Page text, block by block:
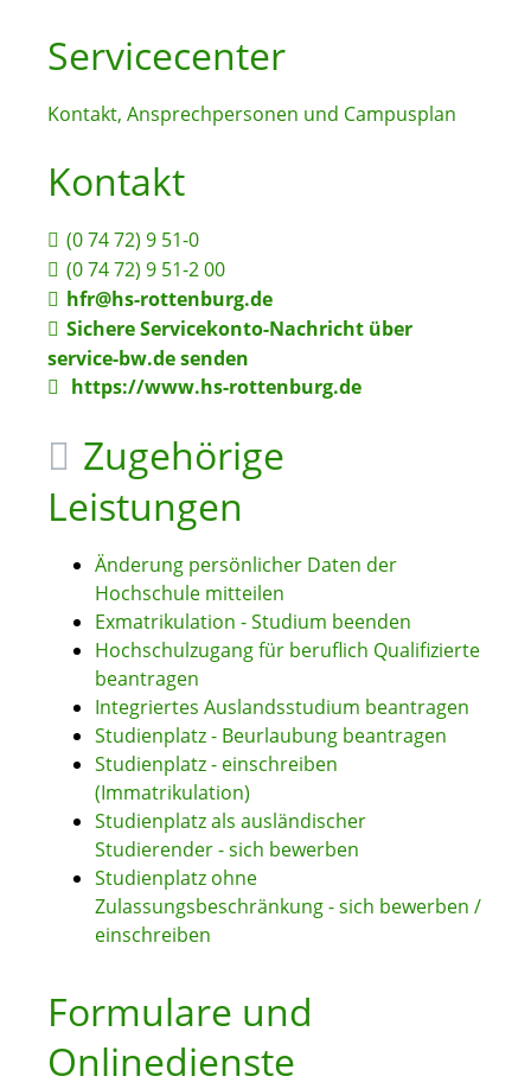
Servicecenter
Kontakt, Ansprechpersonen und Campusplan
Kontakt
(0 74 72) 9 51-0
(0 74 72) 9 51-2 00
hfr@hs-rottenburg.de
Sichere Servicekonto-Nachricht über
service-bw.de senden
https://www.hs-rottenburg.de
Zugehörige
Leistungen
Änderung persönlicher Daten der
Hochschule mitteilen
Exmatrikulation - Studium beenden
Hochschulzugang für beruflich Qualifizierte
beantragen
Integriertes Auslandsstudium beantragen
Studienplatz - Beurlaubung beantragen
Studienplatz - einschreiben
(Immatrikulation)
Studienplatz als ausländischer
Studierender - sich bewerben
Studienplatz ohne
Zulassungsbeschränkung - sich bewerben /
einschreiben
Formulare und
Onlinedienste